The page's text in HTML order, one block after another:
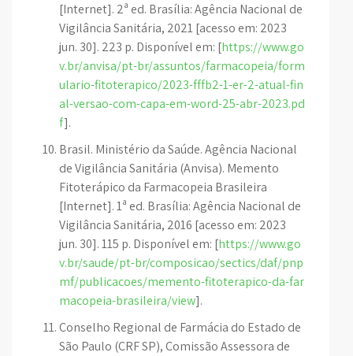
[Internet]. 2ª ed. Brasília: Agência Nacional de
Vigilância Sanitária, 2021 [acesso em: 2023
jun. 30]. 223 p. Disponível em: [https://www.go
v.br/anvisa/pt-br/assuntos/farmacopeia/form
ulario-fitoterapico/2023-fffb2-1-er-2-atual-fin
al-versao-com-capa-em-word-25-abr-2023.pd
f].
Brasil. Ministério da Saúde. Agência Nacional
de Vigilância Sanitária (Anvisa). Memento
Fitoterápico da Farmacopeia Brasileira
[Internet]. 1ª ed. Brasília: Agência Nacional de
Vigilância Sanitária, 2016 [acesso em: 2023
jun. 30]. 115 p. Disponível em: [https://www.go
v.br/saude/pt-br/composicao/sectics/daf/pnp
mf/publicacoes/memento-fitoterapico-da-far
macopeia-brasileira/view].
Conselho Regional de Farmácia do Estado de
São Paulo (CRF SP), Comissão Assessora de